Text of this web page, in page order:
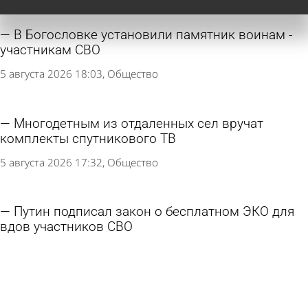
В Богословке установили памятник воинам -
участникам СВО
5 августа 2026 18:03 Общество
Многодетным из отдаленных сел вручат
комплекты спутникового ТВ
5 августа 2026 17:32 Общество
Путин подписал закон о бесплатном ЭКО для
вдов участников СВО